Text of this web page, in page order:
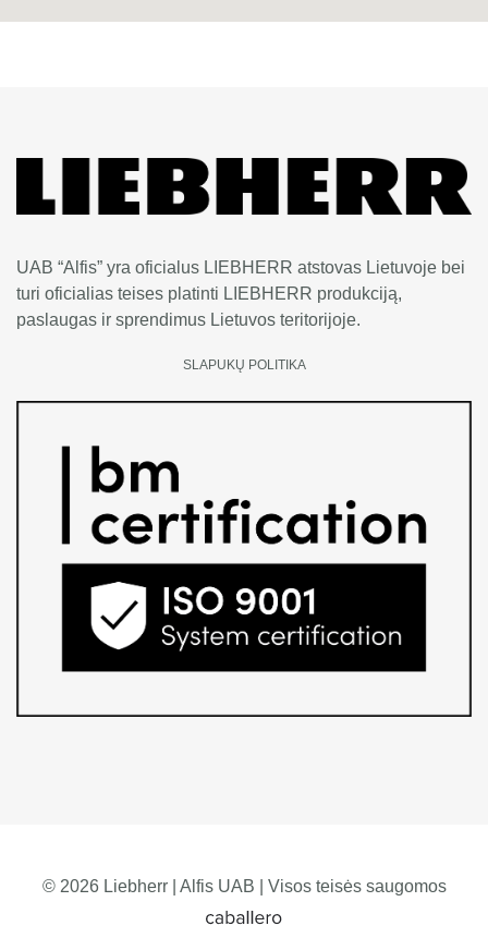
UAB “Alfis” yra oficialus LIEBHERR atstovas Lietuvoje bei
turi oficialias teises platinti LIEBHERR produkciją,
paslaugas ir sprendimus Lietuvos teritorijoje.
SLAPUKŲ POLITIKA
© 2026 Liebherr | Alfis UAB | Visos teisės saugomos